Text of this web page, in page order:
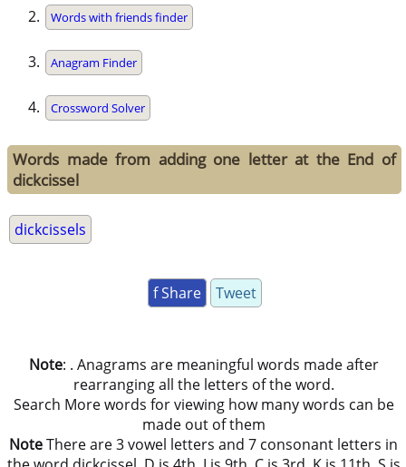
Words with friends finder
Anagram Finder
Crossword Solver
Words made from adding one letter at the End of
dickcissel
dickcissels
f Share Tweet
Note: . Anagrams are meaningful words made after
rearranging all the letters of the word.
Search More words for viewing how many words can be
made out of them
NoteThere are 3 vowel letters and 7 consonant letters in